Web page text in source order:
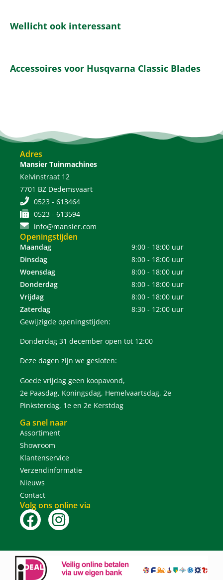
Wellicht ook interessant
Accessoires voor Husqvarna Classic Blades
Adres
Mansier Tuinmachines
Kelvinstraat 12
7701 BZ Dedemsvaart
0523 - 613464
0523 - 613594
info@mansier.com
Openingstijden
Maandag
9:00 - 18:00 uur
Dinsdag
8:00 - 18:00 uur
Woensdag
8:00 - 18:00 uur
Donderdag
8:00 - 18:00 uur
Vrijdag
8:00 - 18:00 uur
Zaterdag
8:30 - 12:00 uur
Gewijzigde openingstijden:
Donderdag 31 december open tot 12:00
Deze dagen zijn we gesloten:
Goede vrijdag geen koopavond,
2e Paasdag, Koningsdag, Hemelvaartsdag, 2e
Pinksterdag, 1e en 2e Kerstdag
Ga snel naar
Assortiment
Showroom
Klantenservice
Verzendinformatie
Nieuws
Contact
Volg ons online via